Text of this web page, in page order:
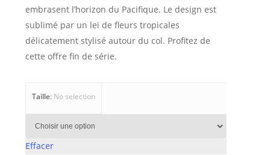
embrasent l’horizon du Pacifique. Le design est
sublimé par un lei de fleurs tropicales
délicatement stylisé autour du col. Profitez de
cette offre fin de série.
Taille: No selection
Effacer